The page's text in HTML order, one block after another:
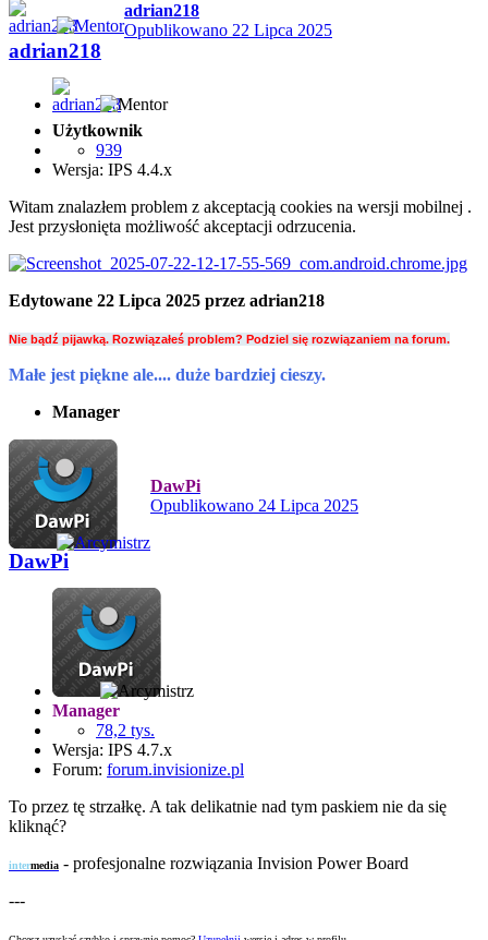
adrian218
Opublikowano 22 Lipca 2025
adrian218
Użytkownik
939
Wersja: IPS 4.4.x
Witam znalazłem problem z akceptacją cookies na wersji mobilnej .
Jest przysłonięta możliwość akceptacji odrzucenia.
Edytowane 22 Lipca 2025 przez adrian218
Nie bądź pijawką. Rozwiązałeś problem? Podziel się rozwiązaniem na forum.
Małe jest piękne ale.... duże bardziej cieszy.
Manager
DawPi
Opublikowano 24 Lipca 2025
DawPi
Manager
78,2 tys.
Wersja: IPS 4.7.x
Forum: forum.invisionize.pl
To przez tę strzałkę. A tak delikatnie nad tym paskiem nie da się
kliknąć?
intermedia - profesjonalne rozwiązania Invision Power Board
---